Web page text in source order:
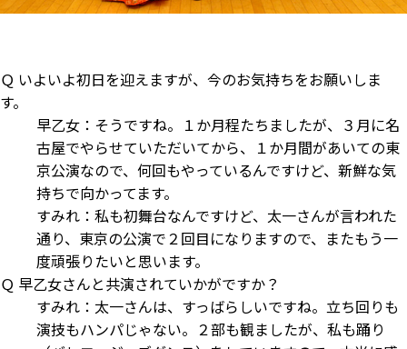
Ｑ いよいよ初日を迎えますが、今のお気持ちをお願いしま
す。
早乙女：そうですね。１か月程たちましたが、３月に名
古屋でやらせていただいてから、１か月間があいての東
京公演なので、何回もやっているんですけど、新鮮な気
持ちで向かってます。
すみれ：私も初舞台なんですけど、太一さんが言われた
通り、東京の公演で２回目になりますので、またもう一
度頑張りたいと思います。
Ｑ 早乙女さんと共演されていかがですか？
すみれ：太一さんは、すっばらしいですね。立ち回りも
演技もハンパじゃない。２部も観ましたが、私も踊り